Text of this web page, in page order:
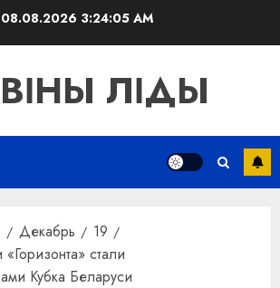
08.08.2026 3:24:06 AM
ЛІДЫ
Декабрь
19
«Горизонта» стали
Кубка Беларуси